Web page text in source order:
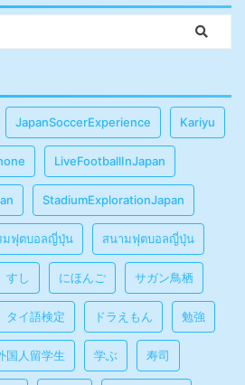
JapanSoccerExperience Kariyu
LiveFootballInJapan
StadiumExplorationJapan
มฟุตบอลญี่ปุ่น สนามฟุตบอลญี่ปุ่น
すし にほんご サガン鳥栖
タイ語検定 ドラえもん 勉強
国人留学生 学ぶ 寿司